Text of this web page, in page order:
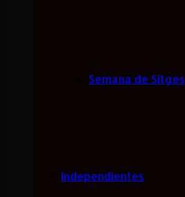
Semana de Sitges
Independientes